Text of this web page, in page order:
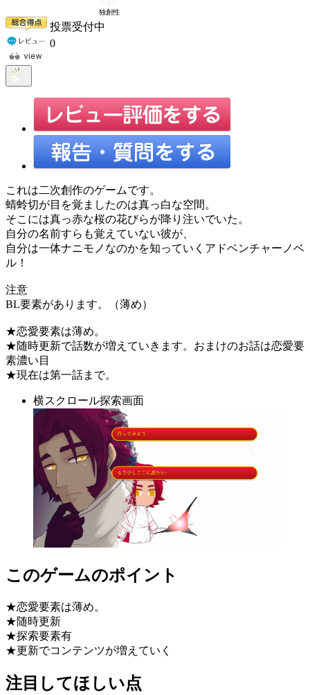
投票受付中
0
これは二次創作のゲームです。
蜻蛉切が目を覚ましたのは真っ白な空間。
そこには真っ赤な桜の花びらが降り注いでいた。
自分の名前すらも覚えていない彼が、
自分は一体ナニモノなのかを知っていくアドベンチャーノベ
ル！
注意
BL要素があります。（薄め）
★恋愛要素は薄め。
★随時更新で話数が増えていきます。おまけのお話は恋愛要
素濃い目
★現在は第一話まで。
横スクロール探索画面
このゲームのポイント
★恋愛要素は薄め。
★随時更新
★探索要素有
★更新でコンテンツが増えていく
注目してほしい点